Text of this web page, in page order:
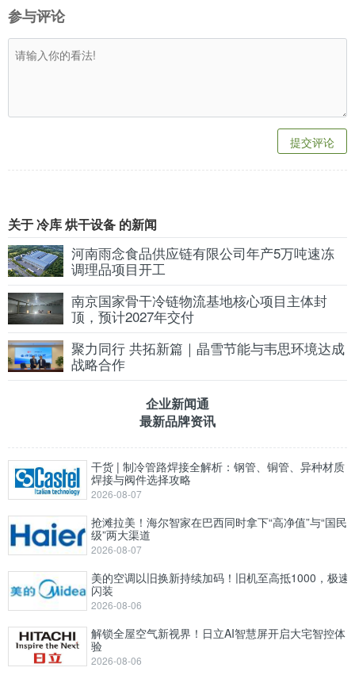
参与评论
提交评论
关于 冷库 烘干设备 的新闻
河南雨念食品供应链有限公司年产5万吨速冻
调理品项目开工
南京国家骨干冷链物流基地核心项目主体封
顶，预计2027年交付
聚力同行 共拓新篇｜晶雪节能与韦思环境达成
战略合作
企业新闻通
最新品牌资讯
干货 | 制冷管路焊接全解析：钢管、铜管、异种材质
焊接与阀件选择攻略
2026-08-07
抢滩拉美！海尔智家在巴西同时拿下“高净值”与“国民
级”两大渠道
2026-08-07
美的空调以旧换新持续加码！旧机至高抵1000，极速
闪装
2026-08-06
解锁全屋空气新视界！日立AI智慧屏开启大宅智控体
验
2026-08-06